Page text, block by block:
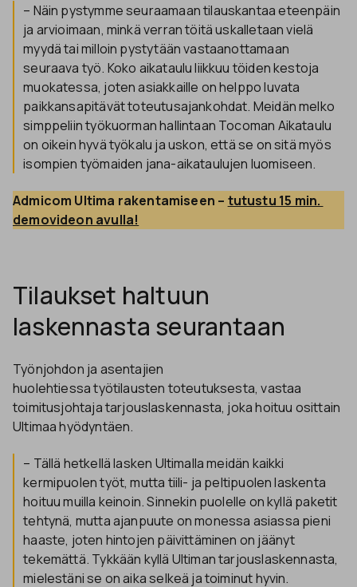
– Näin pystymme seuraamaan tilauskantaa eteenpäin
ja arvioimaan, minkä verran töitä uskalletaan vielä
myydä tai milloin pystytään vastaanottamaan
seuraava työ. Koko aikataulu liikkuu töiden kestoja
muokatessa, joten asiakkaille on helppo luvata
paikkansapitävät toteutusajankohdat. Meidän melko
simppeliin työkuorman hallintaan Tocoman Aikataulu
on oikein hyvä työkalu ja uskon, että se on sitä myös
isompien työmaiden jana-aikataulujen luomiseen.
Admicom Ultima rakentamiseen – tutustu 15 min.
demovideon avulla!
Tilaukset haltuun
laskennasta seurantaan
Työnjohdon ja asentajien
huolehtiessa työtilausten toteutuksesta, vastaa
toimitusjohtaja tarjouslaskennasta, joka hoituu osittain
Ultimaa hyödyntäen.
– Tällä hetkellä lasken Ultimalla meidän kaikki
kermipuolen työt, mutta tiili- ja peltipuolen laskenta
hoituu muilla keinoin. Sinnekin puolelle on kyllä paketit
tehtynä, mutta ajanpuute on monessa asiassa pieni
haaste, joten hintojen päivittäminen on jäänyt
tekemättä. Tykkään kyllä Ultiman tarjouslaskennasta,
mielestäni se on aika selkeä ja toiminut hyvin.